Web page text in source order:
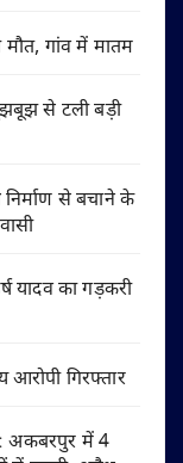
मौत, गांव में मातम
से टली बड़ी
से बचाने के
यादव का गड़करी
गिरफ्तार
अकबरपुर में 4